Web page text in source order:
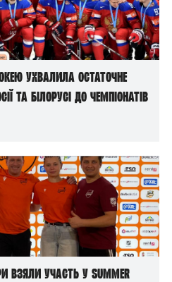
ухвалила остаточне
та білорусі до чемпіонатів
взяли участь у Summer